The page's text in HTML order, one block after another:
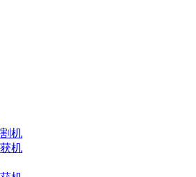
机
机